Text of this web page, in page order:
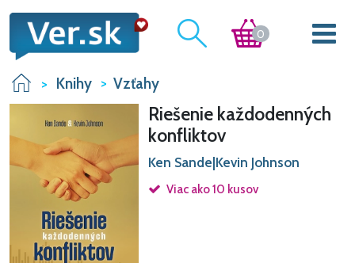
0
Knihy Vzťahy
Riešenie každodenných
konfliktov
Ken Sande|Kevin Johnson
Viac ako 10 kusov